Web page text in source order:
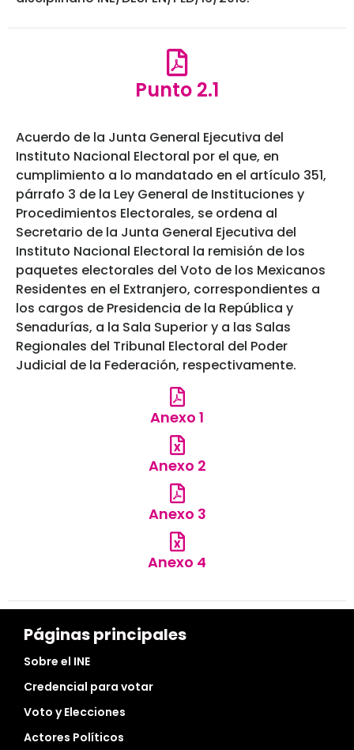
Punto 2.1
Acuerdo de la Junta General Ejecutiva del
Instituto Nacional Electoral por el que, en
cumplimiento a lo mandatado en el artículo 351,
párrafo 3 de la Ley General de Instituciones y
Procedimientos Electorales, se ordena al
Secretario de la Junta General Ejecutiva del
Instituto Nacional Electoral la remisión de los
paquetes electorales del Voto de los Mexicanos
Residentes en el Extranjero, correspondientes a
los cargos de Presidencia de la República y
Senadurías, a la Sala Superior y a las Salas
Regionales del Tribunal Electoral del Poder
Judicial de la Federación, respectivamente.
Anexo 1
Anexo 2
Anexo 3
Anexo 4
Páginas principales
Sobre el INE
Credencial para votar
Voto y Elecciones
Actores Políticos